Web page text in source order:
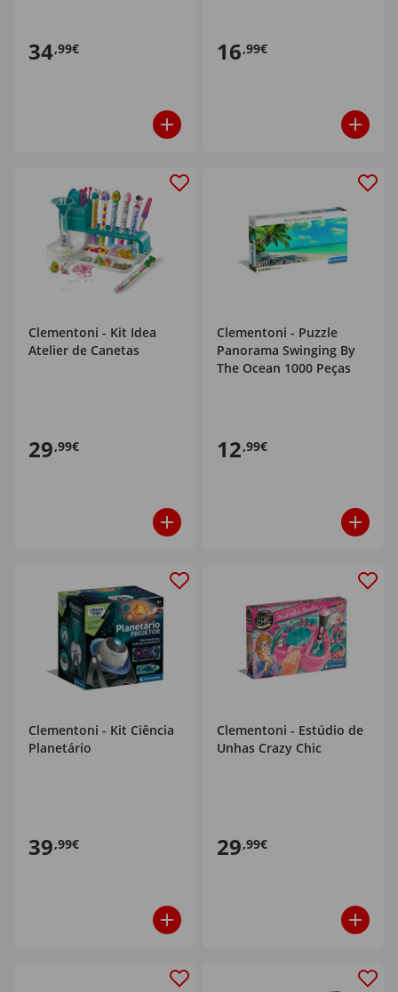
34,99€ 16,99€
Clementoni - Kit Idea
Atelier de Canetas
29,99€
Clementoni - Puzzle
Panorama Swinging By
The Ocean 1000 Peças
12,99€
Clementoni - Kit Ciência
Planetário
39,99€
Clementoni - Estúdio de
Unhas Crazy Chic
29,99€